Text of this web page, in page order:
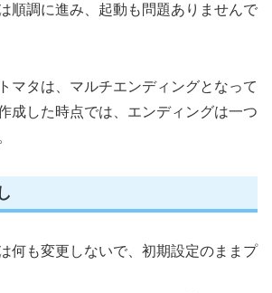
順調に進み、起動も問題ありませんで
マタは、マルチエンディングとなって
成した時点では、エンディングは一つ
何も変更しないで、初期設定のままプ